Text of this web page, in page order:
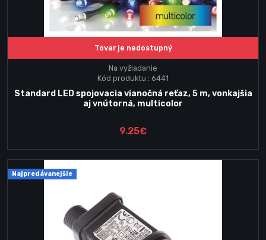
Tovar je nedostupný
Na vyžiadanie
Kód produktu : 6441
Standard LED spojovacia vianočná reťaz, 5 m, vonkajšia
aj vnútorná, multicolor
9.25€
Najpredávanejšie